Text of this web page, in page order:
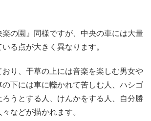
の園』同様ですが、中央の車には大量
る点が大きく異なります。
り、干草の上には音楽を楽しむ男女や
の下には車に轢かれて苦しむ人、ハシゴ
ろうとする人、けんかをする人、自分勝
などが描かれます。